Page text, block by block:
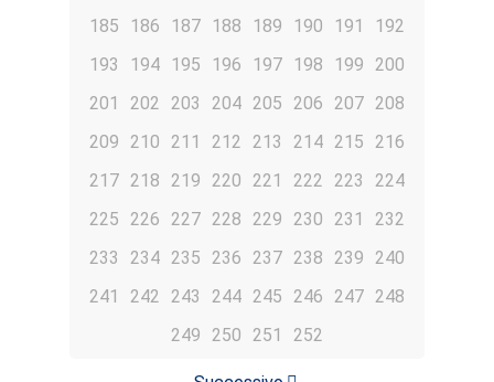
185
186 187 188 189 190 191
192
193
194 195 196 197 198 199 200
201
202 203 204 205 206 207 208
209 210 211 212 213 214 215 216
217 218 219 220 221 222 223
224
225 226 227 228 229 230 231
232
233
234 235 236 237 238 239 240
241
242 243 244 245 246 247 248
249 250 251 252